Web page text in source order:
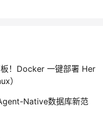
！Docker 一键部署 Her
）
Native数据库新范